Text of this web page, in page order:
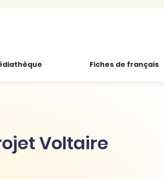
Fiches de français
Voltaire